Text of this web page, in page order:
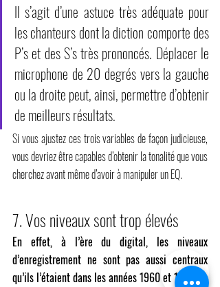
Il s’agit d’une astuce très adéquate pour
les chanteurs dont la diction comporte des
P’s et des S’s très prononcés. Déplacer le
microphone de 20 degrés vers la gauche
ou la droite peut, ainsi, permettre d’obtenir
de meilleurs résultats.
Si vous ajustez ces trois variables de façon judicieuse,
vous devriez être capables d’obtenir la tonalité que vous
cherchez avant même d’avoir à manipuler un EQ.
7. Vos niveaux sont trop élevés
En effet, à l’ère du digital, les niveaux
d’enregistrement ne sont pas aussi centraux
qu’ils l’étaient dans les années 1960 et 1970.